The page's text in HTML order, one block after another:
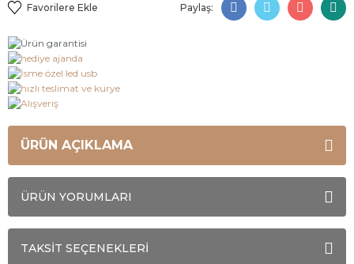
Paylaş:
ÜRÜN AÇIKLAMA
ÜRÜN YORUMLARI
TAKSİT SEÇENEKLERİ